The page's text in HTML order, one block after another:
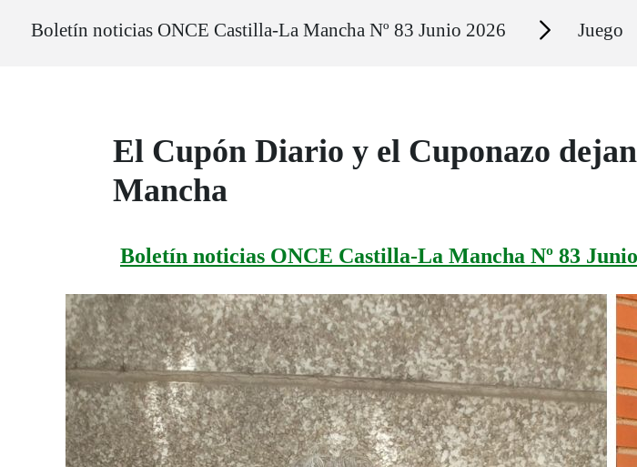
Boletín noticias ONCE Castilla-La Mancha Nº 83 Junio 2026 Secciones Juego
El Cupón Diario y el Cuponazo
Mancha
Boletín noticias ONCE Castilla-La Mancha Nº 83